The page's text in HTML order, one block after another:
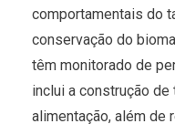
comportamentais do
conservação do
têm monitorado de
inclui a construção
alimentação, além de